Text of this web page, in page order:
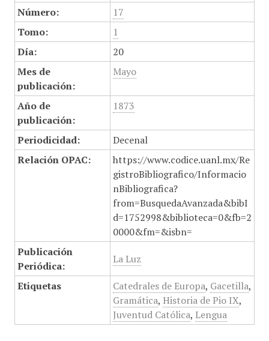
Número:
17
Tomo:
1
Día:
20
Mes de
publicación:
Mayo
Año de
publicación:
1873
Periodicidad:
Decenal
Relación OPAC:
https://www.codice.uanl.mx/Re
gistroBibliografico/Informacio
nBibliografica?
from=BusquedaAvanzada&bibI
d=1752998&biblioteca=0&fb=2
0000&fm=&isbn=
Publicación
Periódica:
La Luz
Etiquetas Catedrales de Europa, Gacetilla,
Gramática, Historia de Pio IX,
Juventud Católica, Lengua